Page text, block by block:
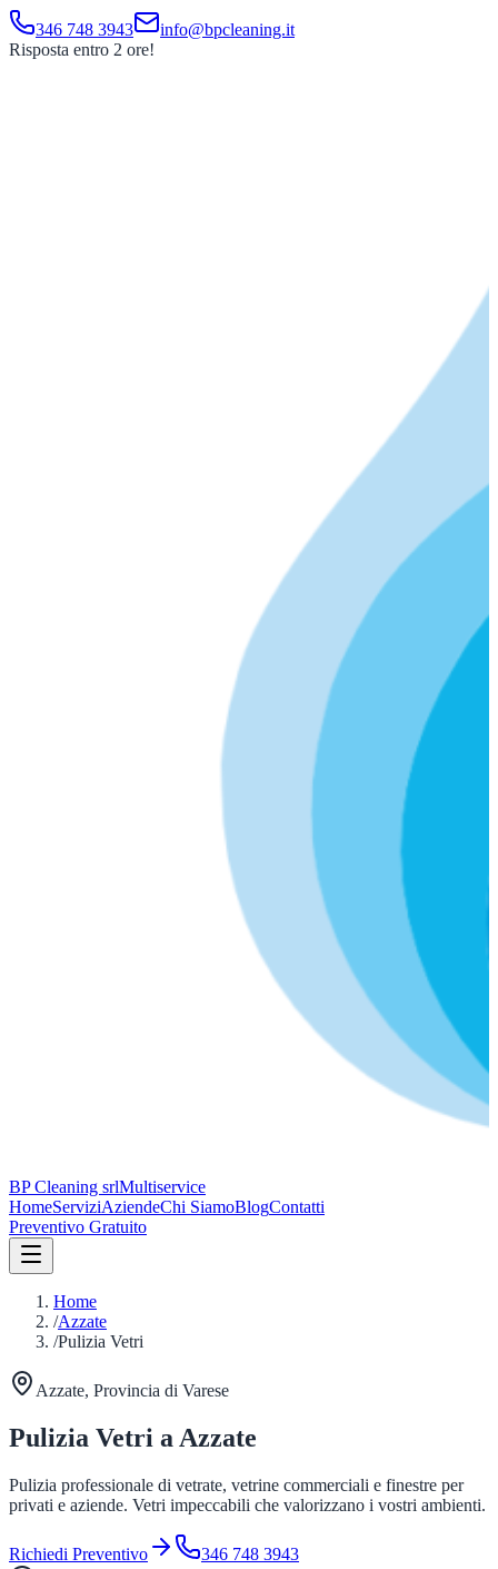
346 748 3943
info@bpcleaning.it
Risposta entro 2 ore!
BP Cleaning srlMultiservice
HomeServiziAziendeChi SiamoBlogContatti
Preventivo Gratuito
Home
/Azzate
/Pulizia Vetri
Azzate, Provincia di Varese
Pulizia Vetri a Azzate
Pulizia professionale di vetrate, vetrine commerciali e finestre per
privati e aziende. Vetri impeccabili che valorizzano i vostri ambienti.
Richiedi Preventivo
346 748 3943